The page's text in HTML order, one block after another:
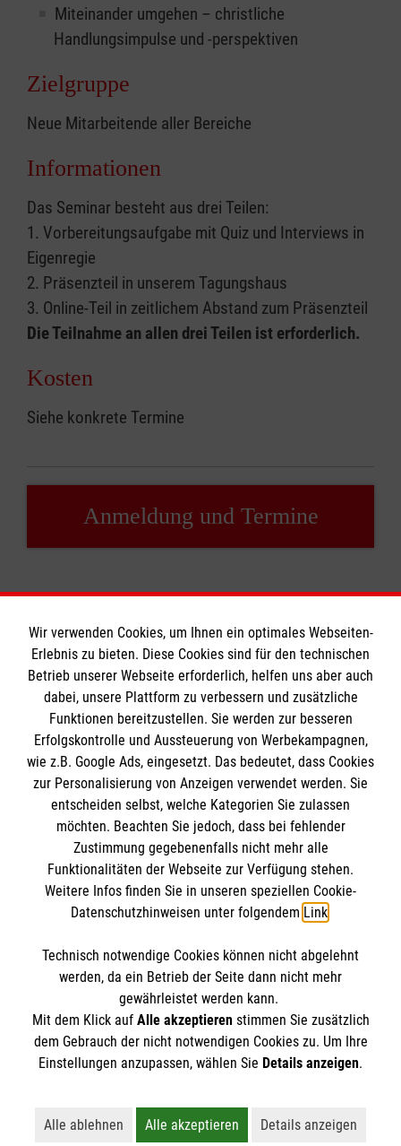
Miteinander umgehen – christliche
Handlungsimpulse und -perspektiven
Zielgruppe
Neue Mitarbeitende aller Bereiche
Informationen
Das Seminar besteht aus drei Teilen:
1. Vorbereitungsaufgabe mit Quiz und Interviews in
Eigenregie
2. Präsenzteil in unserem Tagungshaus
3. Online-Teil in zeitlichem Abstand zum Präsenzteil
Die Teilnahme an allen drei Teilen ist erforderlich.
Kosten
Siehe konkrete Termine
Anmeldung und Termine
Informationen
Impressum
Datenschutz
Kontakt
Barrierefreiheit
Die Malteser
Malteser in Deutschland
Malteserorden
Sharepoint
Spendenkonto
IBAN: DE82 3706 0120 1201 2180 19
BIC: GENODED1PA7
So finden Sie uns
St.-Klara-Weg 1
94330 Aiterhofen
Email:bildungshaus.aiterhofen@malteser.org
Der Malteser Hilfsdienst e.V. ist als eingetragene
Gewerbesteuer befreit.
Wir verwenden Cookies, um Ihnen ein optimales Webseiten-
Erlebnis zu bieten. Diese Cookies sind für den technischen
Betrieb unserer Webseite erforderlich, helfen uns aber auch
dabei, unsere Plattform zu verbessern und zusätzliche
Funktionen bereitzustellen. Sie werden zur besseren
Erfolgskontrolle und Aussteuerung von Werbekampagnen,
wie z.B. Google Ads, eingesetzt. Das bedeutet, dass Cookies
zur Personalisierung von Anzeigen verwendet werden. Sie
entscheiden selbst, welche Kategorien Sie zulassen
möchten. Beachten Sie jedoch, dass bei fehlender
Zustimmung gegebenenfalls nicht mehr alle
Funktionalitäten der Webseite zur Verfügung stehen.
Weitere Infos finden Sie in unseren speziellen Cookie-
Datenschutzhinweisen unter folgendem Link.
Technisch notwendige Cookies können nicht abgelehnt
werden, da ein Betrieb der Seite dann nicht mehr
gewährleistet werden kann.
Mit dem Klick auf Alle akzeptierenstimmen Sie zusätzlich
dem Gebrauch der nicht notwendigen Cookies zu. Um Ihre
Einstellungen anzupassen, wählen Sie Details anzeigen.
Alle ablehnen
Lehnt alle nicht-essentiellen Cookies ab
Alle akzeptieren
Akzeptiert alle Cookies
Details anzeigen